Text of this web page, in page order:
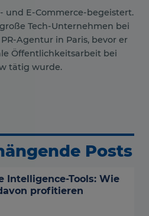
und E-Commerce-begeistert.
Tech-Unternehmen bei
Agentur in Paris, bevor er
Öffentlichkeitsarbeit bei
tätig wurde.
Posts
Intelligence-Tools: Wie
profitieren